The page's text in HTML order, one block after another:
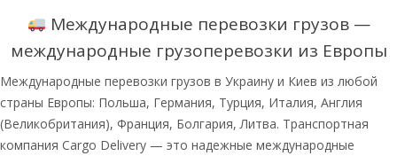
Международные перевозки грузов —
международные грузоперевозки из Европы
Международные перевозки грузов в Украину и Киев из любой
страны Европы: Польша, Германия, Турция, Италия, Англия
(Великобритания), Франция, Болгария, Литва. Транспортная
компания Cargo Delivery — это надежные международные